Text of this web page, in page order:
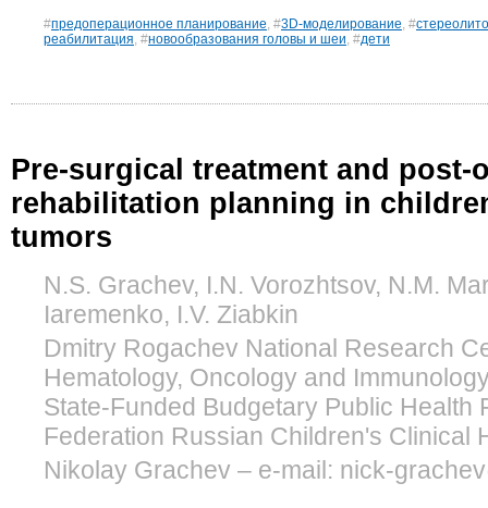
#предоперационное планирование, #3D-моделирование, #
реабилитация, #новообразования головы и шеи, #дети
Pre-surgical treatment and post-
rehabilitation planning in
tumors
N.S. Grachev, I.N. Vorozhtsov, N.M.
Iaremenko, I.V. Ziabkin
Dmitry Rogachev National Research
Hematology, Oncology and
State-Funded Budgetary Public Health
Federation Russian Children's Clinical
Nikolay Grachev – e-mail: nick-